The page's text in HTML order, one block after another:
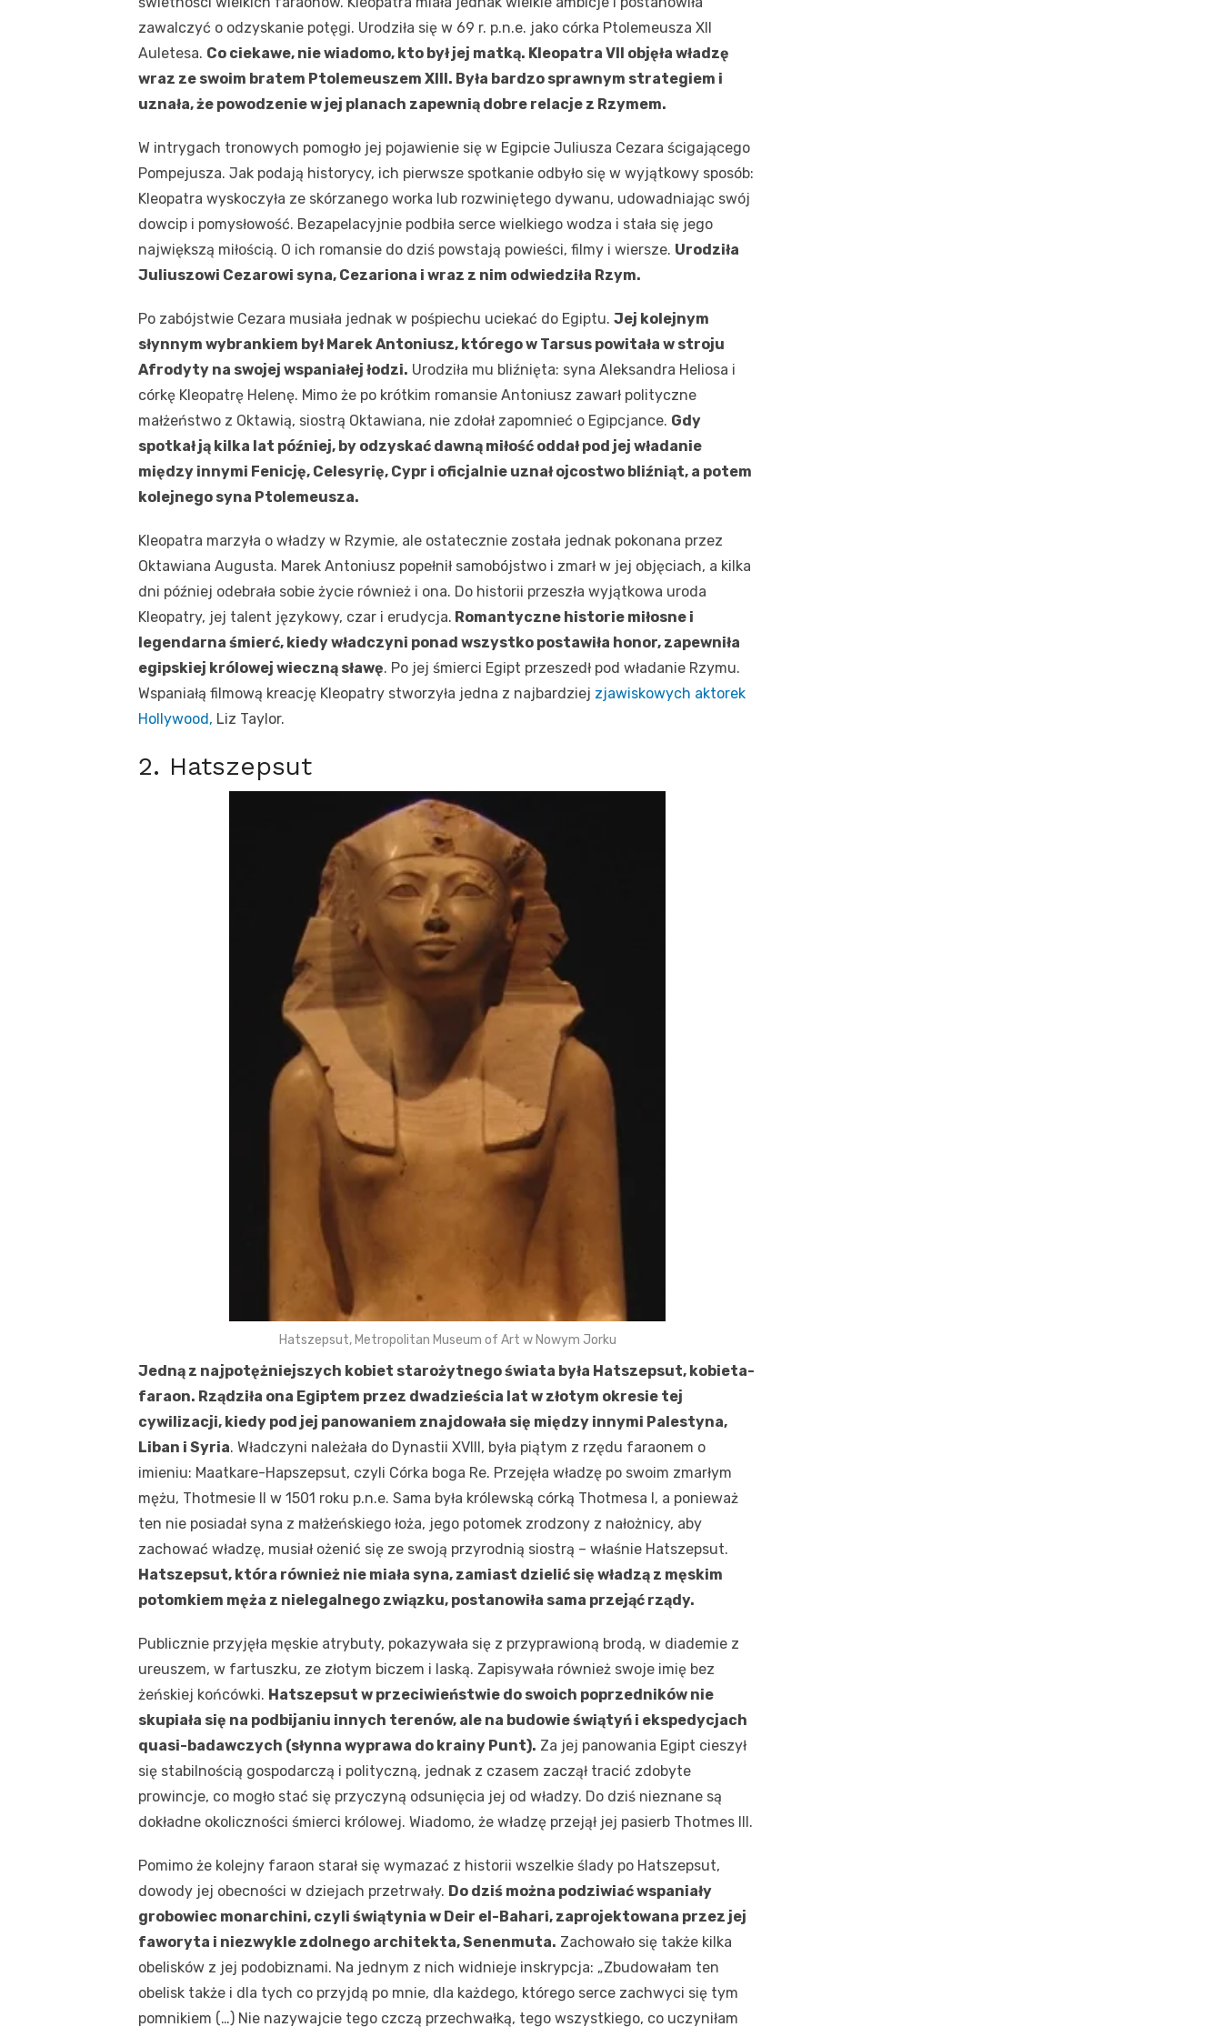
zawalczyć o odzyskanie potęgi. Urodziła się w 69 r. p.n.e. jako córka Ptolemeusza XII
Auletesa. Co ciekawe, nie wiadomo, kto był jej matką. Kleopatra VII objęła władzę
wraz ze swoim bratem Ptolemeuszem XIII. Była bardzo sprawnym strategiem i
uznała, że powodzenie w jej planach zapewnią dobre relacje z Rzymem.
W intrygach tronowych pomogło jej pojawienie się w Egipcie Juliusza Cezara ścigającego
Pompejusza. Jak podają historycy, ich pierwsze spotkanie odbyło się w wyjątkowy sposób:
Kleopatra wyskoczyła ze skórzanego worka lub rozwiniętego dywanu, udowadniając swój
dowcip i pomysłowość. Bezapelacyjnie podbiła serce wielkiego wodza i stała się jego
największą miłością. O ich romansie do dziś powstają powieści, filmy i wiersze. Urodziła
Juliuszowi Cezarowi syna, Cezariona i wraz z nim odwiedziła Rzym.
Po zabójstwie Cezara musiała jednak w pośpiechu uciekać do Egiptu. Jej kolejnym
słynnym wybrankiem był Marek Antoniusz, którego w Tarsus powitała w stroju
Afrodyty na swojej wspaniałej łodzi. Urodziła mu bliźnięta: syna Aleksandra Heliosa i
córkę Kleopatrę Helenę. Mimo że po krótkim romansie Antoniusz zawarł polityczne
małżeństwo z Oktawią, siostrą Oktawiana, nie zdołał zapomnieć o Egipcjance. Gdy
spotkał ją kilka lat później, by odzyskać dawną miłość oddał pod jej władanie
między innymi Fenicję, Celesyrię, Cypr i oficjalnie uznał ojcostwo bliźniąt, a potem
kolejnego syna Ptolemeusza.
Kleopatra marzyła o władzy w Rzymie, ale ostatecznie została jednak pokonana przez
Oktawiana Augusta. Marek Antoniusz popełnił samobójstwo i zmarł w jej objęciach, a kilka
dni później odebrała sobie życie również i ona. Do historii przeszła wyjątkowa uroda
Kleopatry, jej talent językowy, czar i erudycja. Romantyczne historie miłosne i
legendarna śmierć, kiedy władczyni ponad wszystko postawiła honor, zapewniła
egipskiej królowej wieczną sławę. Po jej śmierci Egipt przeszedł pod władanie Rzymu.
Wspaniałą filmową kreację Kleopatry stworzyła jedna z najbardziej zjawiskowych aktorek
Hollywood, Liz Taylor.
2. Hatszepsut
Hatszepsut, Metropolitan Museum of Art w Nowym Jorku
Jedną z najpotężniejszych kobiet starożytnego świata była Hatszepsut, kobieta-
faraon. Rządziła ona Egiptem przez dwadzieścia lat w złotym okresie tej
cywilizacji, kiedy pod jej panowaniem znajdowała się między innymi Palestyna,
Liban i Syria. Władczyni należała do Dynastii XVIII, była piątym z rzędu faraonem o
imieniu: Maatkare-Hapszepsut, czyli Córka boga Re. Przejęła władzę po swoim zmarłym
mężu, Thotmesie II w 1501 roku p.n.e. Sama była królewską córką Thotmesa I, a ponieważ
ten nie posiadał syna z małżeńskiego łoża, jego potomek zrodzony z nałożnicy, aby
zachować władzę, musiał ożenić się ze swoją przyrodnią siostrą – właśnie Hatszepsut.
Hatszepsut, która również nie miała syna, zamiast dzielić się władzą z męskim
potomkiem męża z nielegalnego związku, postanowiła sama przejąć rządy.
Publicznie przyjęła męskie atrybuty, pokazywała się z przyprawioną brodą, w diademie z
ureuszem, w fartuszku, ze złotym biczem i laską. Zapisywała również swoje imię bez
żeńskiej końcówki. Hatszepsut w przeciwieństwie do swoich poprzedników nie
skupiała się na podbijaniu innych terenów, ale na budowie świątyń i ekspedycjach
quasi-badawczych (słynna wyprawa do krainy Punt). Za jej panowania Egipt cieszył
się stabilnością gospodarczą i polityczną, jednak z czasem zaczął tracić zdobyte
prowincje, co mogło stać się przyczyną odsunięcia jej od władzy. Do dziś nieznane są
dokładne okoliczności śmierci królowej. Wiadomo, że władzę przejął jej pasierb Thotmes III.
Pomimo że kolejny faraon starał się wymazać z historii wszelkie ślady po Hatszepsut,
dowody jej obecności w dziejach przetrwały. Do dziś można podziwiać wspaniały
grobowiec monarchini, czyli świątynia w Deir el-Bahari, zaprojektowana przez jej
faworyta i niezwykle zdolnego architekta, Senenmuta. Zachowało się także kilka
obelisków z jej podobiznami. Na jednym z nich widnieje inskrypcja: „Zbudowałam ten
obelisk także i dla tych co przyjdą po mnie, dla każdego, którego serce zachwyci się tym
pomnikiem (…) Nie nazywajcie tego czczą przechwałką, tego wszystkiego, co uczyniłam